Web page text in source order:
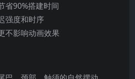
省90%搭建时间
强度和时序
影响动画效果